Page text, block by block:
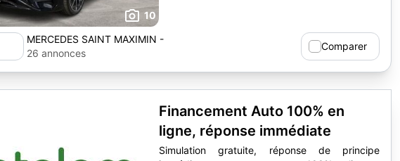
10
MERCEDES SAINT MAXIMIN -
AUTOSPHERE
26 annonces
Comparer
Financement Auto 100% en
ligne, réponse immédiate
Simulation gratuite, réponse de principe